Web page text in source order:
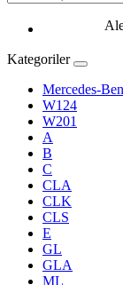
Kategoriler
Mercedes-
W124
W201
A
B
C
CLA
CLK
CLS
E
GL
GLA
ML